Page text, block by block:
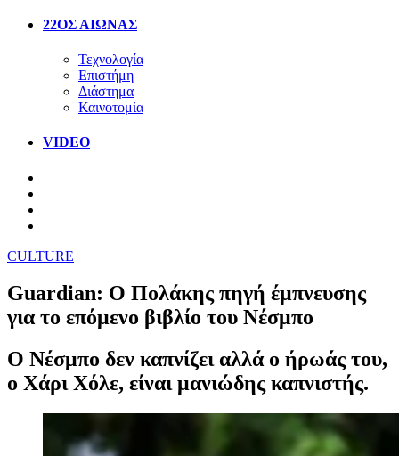
22ΟΣ ΑΙΩΝΑΣ
Τεχνολογία
Επιστήμη
Διάστημα
Καινοτομία
VIDEO
CULTURE
Guardian: Ο Πολάκης πηγή έμπνευσης
για το επόμενο βιβλίο του Νέσμπο
Ο Νέσμπο δεν καπνίζει αλλά ο ήρωάς του,
ο Χάρι Χόλε, είναι μανιώδης καπνιστής.